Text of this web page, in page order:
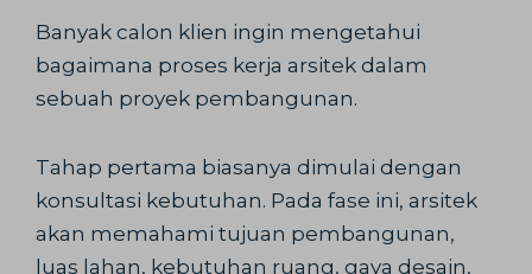
Banyak calon klien ingin mengetahui
bagaimana proses kerja arsitek dalam
sebuah proyek pembangunan.
Tahap pertama biasanya dimulai dengan
konsultasi kebutuhan. Pada fase ini, arsitek
akan memahami tujuan pembangunan,
luas lahan, kebutuhan ruang, gaya desain,